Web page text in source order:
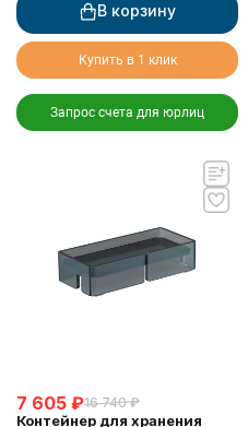
В корзину
Купить в 1 клик
Запрос счета для юрлиц
7 605 ₽16 740 ₽
Контейнер для хранения